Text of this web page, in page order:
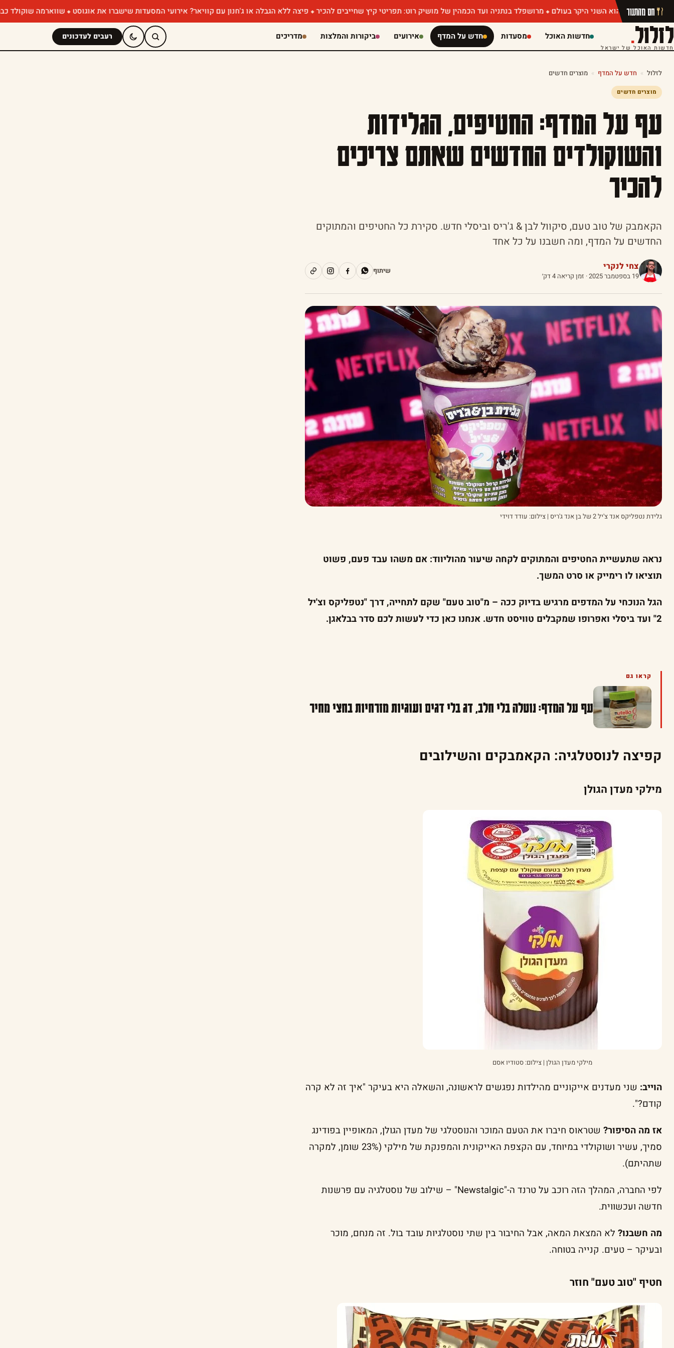
מרושפלד בנתניה ועד הכמהין של מושיק רוט: תפריטי קיץ שחייבים להכיר פיצה ללא הגבלה או ג'חנון עם קוויאר? אירועי המסעדות שישברו את אוגוסט שווארמה שוקולד כבר ניסיתם? חם מהתנור
לזלול.
חדשות האוכל של ישראל
חדשות האוכל מסעדות חדש על המדף אירועים ביקורות והמלצות מדריכים רעבים לעדכונים
לזלול » חדש על המדף » מוצרים חדשים
מוצרים חדשים
עף על המדף: החטיפים, הגלידות
והשוקולדים החדשים שאתם צריכים
להכיר
הקאמבק של טוב טעם, סיקוול לבן & ג'ריס וביסלי חדש. סקירת כל החטיפים והמתוקים
החדשים על המדף, ומה חשבנו על כל אחד
צחי לנקרי
19 בספטמבר 2025 · זמן קריאה 4 דק׳
שיתוף
גלידת נטפליקס אנד צ'יל 2 של בן אנד ג'ריס | צילום: עודד דוידי
נראה שתעשיית החטיפים והמתוקים לקחה שיעור מהוליווד: אם משהו עבד פעם, פשוט
תוציאו לו רימייק או סרט המשך.
הגל הנוכחי על המדפים מרגיש בדיוק ככה – מ"טוב טעם" שקם לתחייה, דרך "נטפליקס וצ'יל
2" ועד ביסלי ואפרופו שמקבלים טוויסט חדש. אנחנו כאן כדי לעשות לכם סדר בבלאגן.
קראו גם
עף על המדף: נוטלה בלי חלב, דג בלי דגים ועוגיות מזרחיות בחצי מחיר
קפיצה לנוסטלגיה: הקאמבקים והשילובים
מילקי מעדן הגולן
מילקי מעדן הגולן | צילום: סטודיו אסם
הוייב: שני מעדנים אייקוניים מהילדות נפגשים לראשונה, והשאלה היא בעיקר "איך זה לא קרה
קודם?".
אז מה הסיפור? שטראוס חיברו את הטעם המוכר והנוסטלגי של מעדן הגולן, המאופיין בפודינג
סמיך, עשיר ושוקולדי במיוחד, עם הקצפת האייקונית והמפנקת של מילקי (23% שומן, למקרה
שתהיתם).
לפי החברה, המהלך הזה רוכב על טרנד ה-"Newstalgic" – שילוב של נוסטלגיה עם פרשנות
חדשה ועכשווית.
מה חשבנו? לא המצאת המאה, אבל החיבור בין שתי נוסטלגיות עובד בול. זה מנחם, מוכר
ובעיקר – טעים. קנייה בטוחה.
חטיף "טוב טעם" חוזר